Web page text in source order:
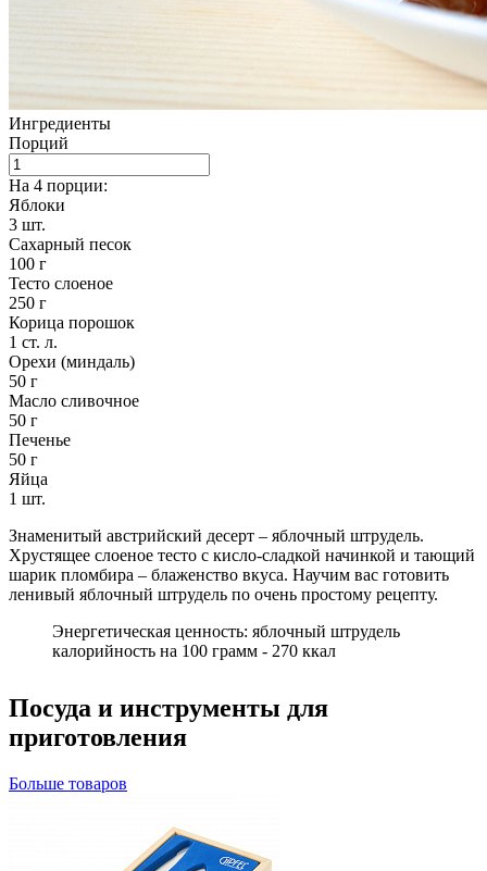
Ингредиенты
Порций
На 4 порции:
Яблоки
3 шт.
Сахарный песок
100 г
Тесто слоеное
250 г
Корица порошок
1 ст. л.
Орехи (миндаль)
50 г
Масло сливочное
50 г
Печенье
50 г
Яйца
1 шт.
Знаменитый австрийский десерт – яблочный штрудель.
Хрустящее слоеное тесто с кисло-сладкой начинкой и тающий
шарик пломбира – блаженство вкуса. Научим вас готовить
ленивый яблочный штрудель по очень простому рецепту.
Энергетическая ценность: яблочный штрудель
калорийность на 100 грамм - 270 ккал
Посуда и инструменты для
приготовления
Больше товаров